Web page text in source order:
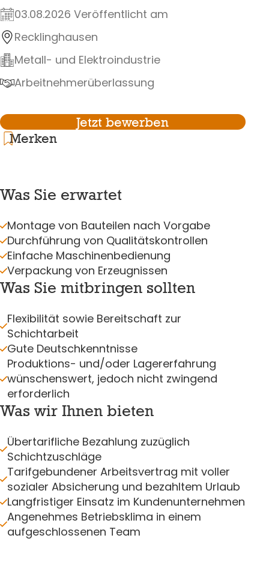
03.08.2026 Veröffentlicht am
Recklinghausen
Metall- und Elektroindustrie
Arbeitnehmerüberlassung
Jetzt bewerben
Merken
Was Sie erwartet
Montage von Bauteilen nach Vorgabe
Durchführung von Qualitätskontrollen
Einfache Maschinenbedienung
Verpackung von Erzeugnissen
Was Sie mitbringen sollten
Flexibilität sowie Bereitschaft zur
Schichtarbeit
Gute Deutschkenntnisse
Produktions- und/oder Lagererfahrung
wünschenswert, jedoch nicht zwingend
erforderlich
Was wir Ihnen bieten
Übertarifliche Bezahlung zuzüglich
Schichtzuschläge
Tarifgebundener Arbeitsvertrag mit voller
sozialer Absicherung und bezahltem Urlaub
Langfristiger Einsatz im Kundenunternehmen
Angenehmes Betriebsklima in einem
aufgeschlossenen Team